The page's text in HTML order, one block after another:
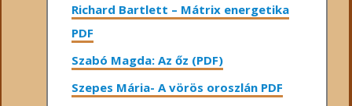
Richard Bartlett – Mátrix energetika
PDF
Szabó Magda: Az őz (PDF)
Szepes Mária- A vörös oroszlán PDF